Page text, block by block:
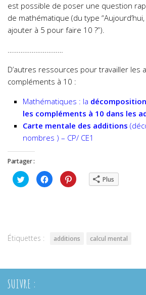
est possible de poser une question
de mathématique (du type
ajouter à 5 pour faire 10 ?”).
…………………………
D’autres ressources pour travailler les
compléments à 10 :
Mathématiques : la
les compléments à 10 dans les
Carte mentale des additions
nombres ) – CP/ CE1
Partager :
Cliquez
pour
partager
Cliquez
pour
partager
Cliquez
pour Plus
Étiquettes : additions calcul mental
SUIVRE :